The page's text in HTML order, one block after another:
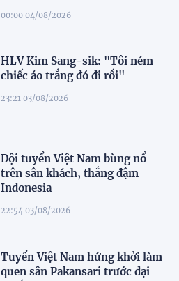
00:00 04/08/2026
HLV Kim Sang-sik: "Tôi ném
chiếc áo trắng đó đi rồi"
23:21 03/08/2026
Đội tuyển Việt Nam bùng nổ
trên sân khách, thắng đậm
Indonesia
22:54 03/08/2026
Tuyển Việt Nam hứng khởi làm
quen sân Pakansari trước đại